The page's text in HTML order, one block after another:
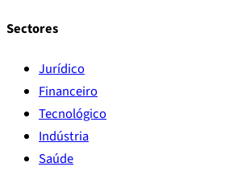
Sectores
Jurídico
Financeiro
Tecnológico
Indústria
Saúde